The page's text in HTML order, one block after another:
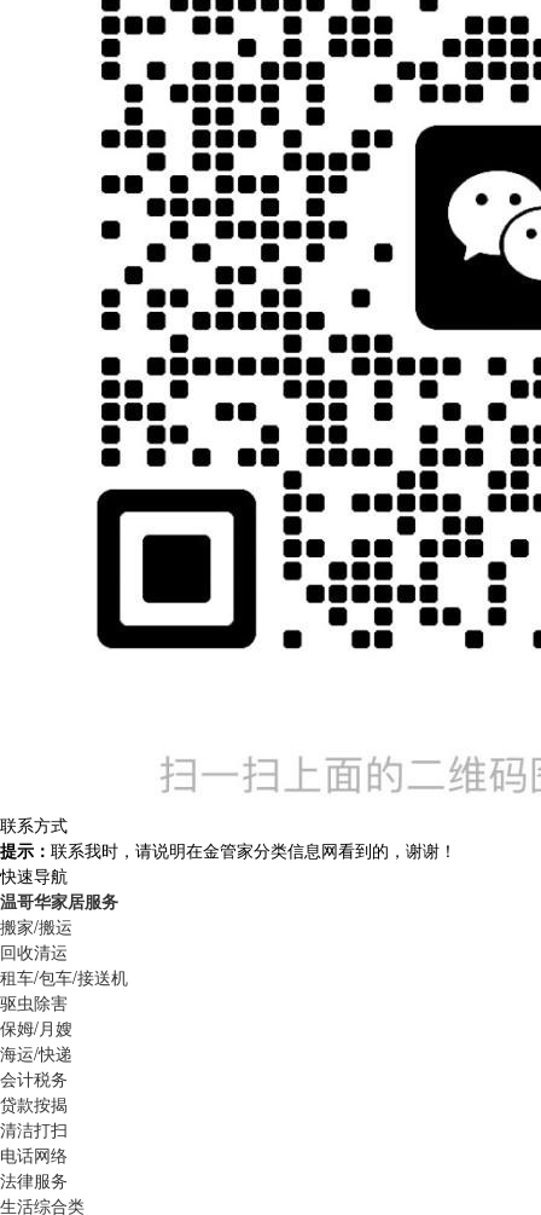
联系方式
提示： 联系我时，请说明在金管家分类信息网看到的，谢谢！
快速导航
温哥华家居服务
搬家/搬运
回收清运
租车/包车/接送机
驱虫除害
保姆/月嫂
海运/快递
会计税务
贷款按揭
清洁打扫
电话网络
法律服务
生活综合类